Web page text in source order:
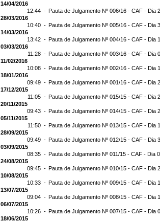
14/04/2016
12:44 - Pauta de Julgamento Nº 006/16 - CAF - Dia
28/03/2016
10:40 - Pauta de Julgamento Nº 005/16 - CAF - Dia
14/03/2016
13:42 - Pauta de Julgamento Nº 004/16 - CAF - Dia
03/03/2016
11:28 - Pauta de Julgamento Nº 003/16 - CAF - Dia
11/02/2016
10:08 - Pauta de Julgamento Nº 002/16 - CAF - Dia
18/01/2016
09:49 - Pauta de Julgamento Nº 001/16 - CAF - Dia
17/12/2015
11:05 - Pauta de Julgamento Nº 015/15 - CAF - Dia
20/11/2015
09:43 - Pauta de Julgamento Nº 014/15 - CAF - Dia
05/11/2015
11:50 - Pauta de Julgamento Nº 013/15 - CAF - Dia
28/09/2015
09:49 - Pauta de Julgamento Nº 012/15 - CAF - Dia
03/09/2015
08:35 - Pauta de Julgamento Nº 011/15 - CAF - Dia
24/08/2015
09:45 - Pauta de Julgamento Nº 010/15 - CAF - Dia
10/08/2015
10:33 - Pauta de Julgamento Nº 009/15 - CAF - Dia
13/07/2015
09:04 - Pauta de Julgamento Nº 008/15 - CAF - Dia
06/07/2015
10:26 - Pauta de Julgamento Nº 007/15 - CAF - Dia
18/06/2015